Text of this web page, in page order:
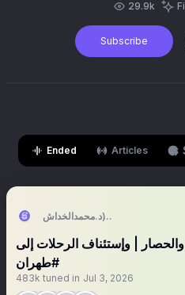
29.9k
Subscribe
Ended Articles
| وإستئناف الرحلات إلى
#طهران
483k tuned in Jul 3, 2026